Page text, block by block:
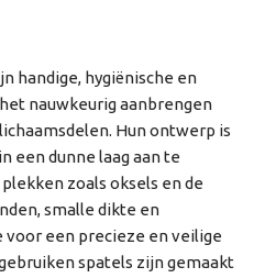
handige, hygiënische en
nauwkeurig aanbrengen
Hun ontwerp is
een dunne laag aan te
zoals oksels en de
smalle dikte en
een precieze en veilige
spatels zijn gemaakt